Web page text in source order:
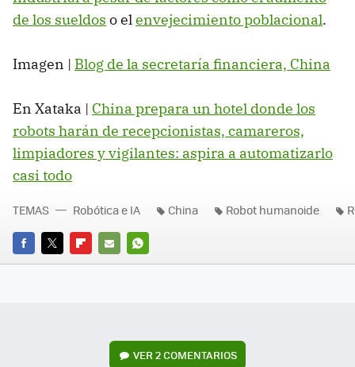
de los sueldos o elenvejecimiento poblacional.
Imagen | Blog de la secretaría financiera, China
En Xataka | China prepara un hotel donde los
robots harán de recepcionistas, camareros,
limpiadores y vigilantes: aspira a automatizarlo
casi todo
FACEBOOK
TWITTERFLIPBOARD
E-
WHATSAPP
TEMAS Robótica e IA China Robot humanoide
VER2 COMENTARIOS